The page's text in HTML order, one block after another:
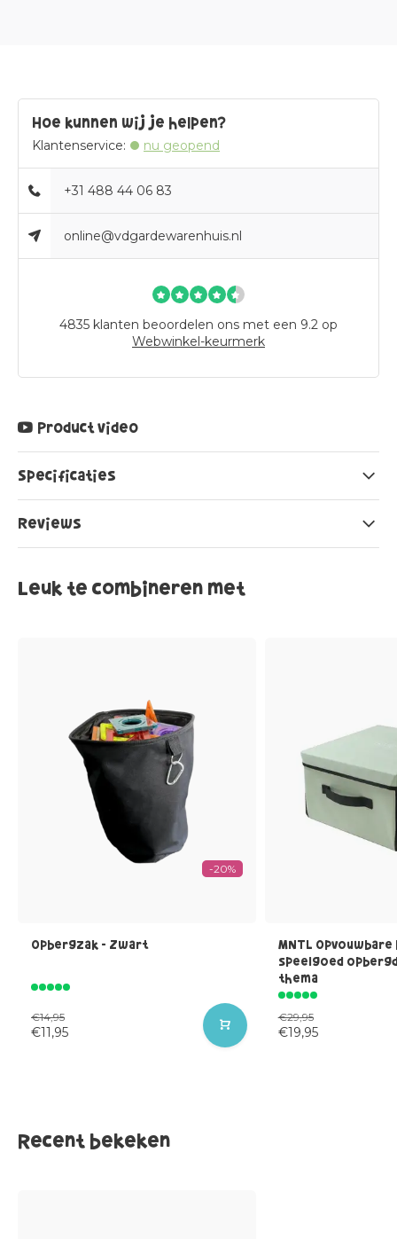
Hoe kunnen wij je helpen?
Klantenservice:
nu geopend
+31 488 44 06 83
online@vdgardewarenhuis.nl
4835 klanten beoordelen ons met een 9.2 op
Webwinkel-keurmerk
Product video
Specificaties
Reviews
Leuk te combineren met
-20%
Opbergzak - Zwart
€14,95
€11,95
MNTL
speelgoed
thema
€29,95
€19,95
Recent bekeken